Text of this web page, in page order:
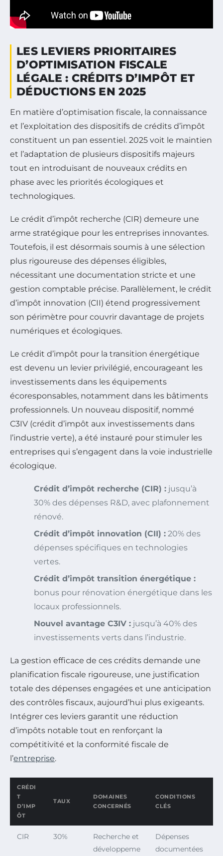
LES LEVIERS PRIORITAIRES
D’OPTIMISATION FISCALE
LÉGALE : CRÉDITS D’IMPÔT ET
DÉDUCTIONS EN 2025
En matière d’optimisation fiscale, la connaissance
et l’exploitation des dispositifs de crédits d’impôt
constituent un pan essentiel. 2025 voit le maintien
et l’adaptation de plusieurs dispositifs majeurs
tout en introduisant de nouveaux crédits en
phase avec les priorités écologiques et
technologiques.
Le crédit d’impôt recherche (CIR) demeure une
arme stratégique pour les entreprises innovantes.
Toutefois, il est désormais soumis à une sélection
plus rigoureuse des dépenses éligibles,
nécessitant une documentation stricte et une
gestion comptable précise. Parallèlement, le crédit
d’impôt innovation (CII) étend progressivement
son périmètre pour couvrir davantage de projets
numériques et écologiques.
Le crédit d’impôt pour la transition énergétique
est devenu un levier privilégié, encourageant les
investissements dans les équipements
écoresponsables, notamment dans les bâtiments
professionnels. Un nouveau dispositif, nommé
C3IV (crédit d’impôt aux investissements dans
l’industrie verte), a été instauré pour stimuler les
entreprises qui s’engagent dans la voie industrielle
écologique.
Crédit d’impôt recherche (CIR) : jusqu’à
30% des dépenses R&D, avec plafonnement
rénové.
Crédit d’impôt innovation (CII) : 20% des
dépenses spécifiques en technologies
vertes.
Crédit d’impôt transition énergétique :
bonus pour rénovation énergétique dans les
locaux professionnels.
Nouvel avantage C3IV : jusqu’à 40% des
investissements verts dans l’industrie.
La gestion efficace de ces crédits demande une
planification fiscale rigoureuse, une justification
totale des dépenses engagées et une anticipation
des contrôles fiscaux, aujourd’hui plus exigeants.
Intégrer ces leviers garantit une réduction
d’impôts notable tout en renforçant la
compétitivité et la conformité fiscale de
l’entreprise.
CRÉDI
T
D’IMP
ÔT
TAUX
DOMAINES
CONCERNÉS
CONDITIONS
CLÉS
CIR 30%
Recherche et
développeme
Dépenses
documentées